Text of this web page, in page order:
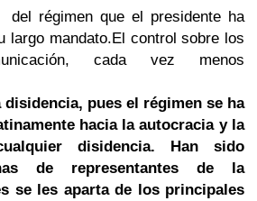
del régimen que el presidente ha
largo mandato.El control sobre los
, cada vez menos
pues el régimen se ha
hacia la autocracia y la
disidencia. Han sido
de representantes de la
se les aparta de los principales